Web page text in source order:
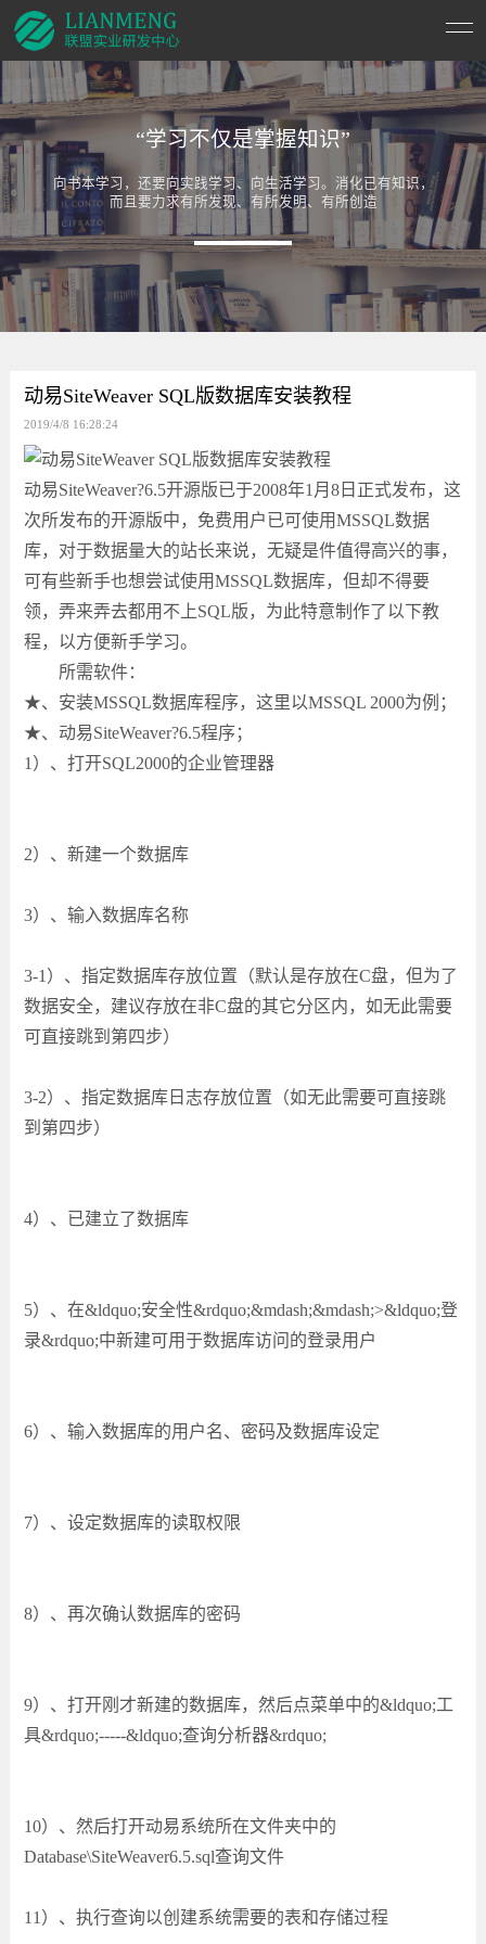
“学习不仅是掌握知识”
向书本学习，还要向实践学习、向生活学习。消化已有知识，
而且要力求有所发现、有所发明、有所创造
动易SiteWeaver SQL版数据库安装教程
2019/4/8 16:28:24
动易SiteWeaver?6.5开源版已于2008年1月8日正式发布，这
次所发布的开源版中，免费用户已可使用MSSQL数据
库，对于数据量大的站长来说，无疑是件值得高兴的事，
可有些新手也想尝试使用MSSQL数据库，但却不得要
领，弄来弄去都用不上SQL版，为此特意制作了以下教
程，以方便新手学习。
所需软件：
★、安装MSSQL数据库程序，这里以MSSQL 2000为例；
★、动易SiteWeaver?6.5程序；
1）、打开SQL2000的企业管理器
2）、新建一个数据库
3）、输入数据库名称
3-1）、指定数据库存放位置（默认是存放在C盘，但为了
数据安全，建议存放在非C盘的其它分区内，如无此需要
可直接跳到第四步）
3-2）、指定数据库日志存放位置（如无此需要可直接跳
到第四步）
4）、已建立了数据库
5）、在&ldquo;安全性&rdquo;&mdash;&mdash;>&ldquo;登
录&rdquo;中新建可用于数据库访问的登录用户
6）、输入数据库的用户名、密码及数据库设定
7）、设定数据库的读取权限
8）、再次确认数据库的密码
9）、打开刚才新建的数据库，然后点菜单中的&ldquo;工
具&rdquo;-----&ldquo;查询分析器&rdquo;
10）、然后打开动易系统所在文件夹中的
Database\SiteWeaver6.5.sql查询文件
11）、执行查询以创建系统需要的表和存储过程